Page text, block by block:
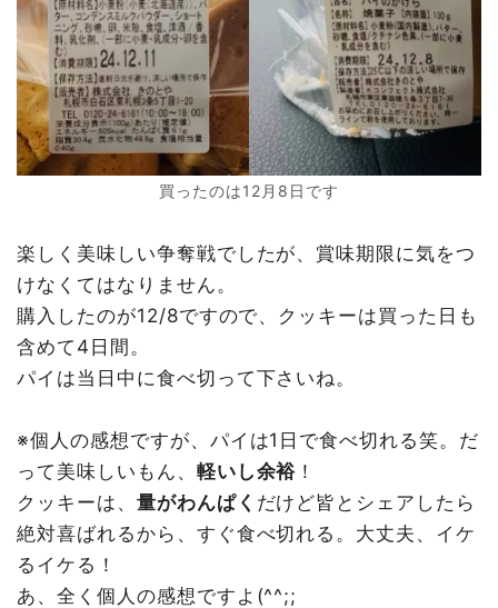
買ったのは12月8日です
楽しく美味しい争奪戦でしたが、賞味期限に気をつ
けなくてはなりません。
購入したのが12/8ですので、クッキーは買った日も
含めて4日間。
パイは当日中に食べ切って下さいね。
※個人の感想ですが、パイは1日で食べ切れる笑。だ
って美味しいもん、 軽いし余裕 ！
クッキーは、 量がわんぱく だけど皆とシェアしたら
絶対喜ばれるから、すぐ食べ切れる。大丈夫、イケ
るイケる！
あ、全く個人の感想ですよ(^^;;